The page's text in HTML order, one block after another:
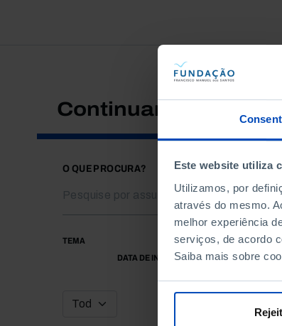
Este website utiliza
Utilizamos, por
através do mesmo.
melhor experiência
serviços, de acordo
Saiba mais sobre
Continuar a pesquisar
O QUE PROCURA?
TEMA
DATA DE INÍCIO